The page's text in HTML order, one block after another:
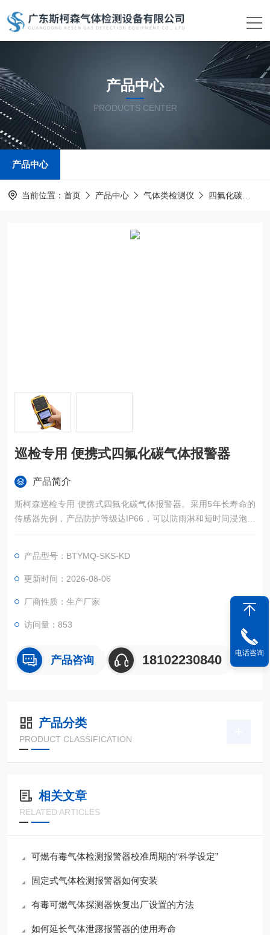
产品中心
PRODUCTS CENTER
产品中心
当前位置： 首页 产品中心 气体类检测仪 四氟化碳
巡检专用 便携式四氟化碳气体报警器
产品简介
斯柯森巡检专用 便携式四氟化碳气体报警器。采用5年长寿命的
传感器先例，产品防护等级达IP66，可以防雨淋和短时间浸泡，
防水溅、防尘、防爆、防震。
产品型号：BTYMQ-SKS-KD
更新时间：2026-08-06
厂商性质：生产厂家
访问量：853
产品咨询 18102230840
产品分类
PRODUCT CLASSIFICATION
相关文章
RELATED ARTICLES
可燃有毒气体检测报警器校准周期的“科学设定”
固定式气体检测报警器如何安装
有毒可燃气体探测器恢复出厂设置的方法
如何延长气体泄露报警器的使用寿命
电话咨询